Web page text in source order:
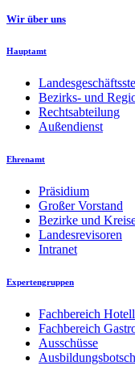
Wir über uns
Hauptamt
Bezirks- und
Rechtsabteilung
Außendienst
Ehrenamt
Präsidium
Großer Vorstand
Bezirke und
Landesrevisoren
Intranet
Expertengruppen
Fachbereich
Fachbereich
Ausschüsse